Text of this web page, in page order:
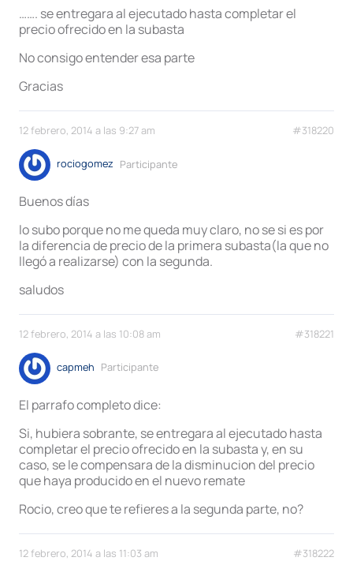
……. se entregara al ejecutado hasta completar el
precio ofrecido en la subasta
No consigo entender esa parte
Gracias
12 febrero, 2014 a las 9:27 am #318220
rociogomez Participante
Buenos días
lo subo porque no me queda muy claro, no se si es por
la diferencia de precio de la primera subasta(la que no
llegó a realizarse) con la segunda.
saludos
12 febrero, 2014 a las 10:08 am #318221
capmeh Participante
El parrafo completo dice:
Si, hubiera sobrante, se entregara al ejecutado hasta
completar el precio ofrecido en la subasta y, en su
caso, se le compensara de la disminucion del precio
que haya producido en el nuevo remate
Rocio, creo que te refieres a la segunda parte, no?
12 febrero, 2014 a las 11:03 am #318222